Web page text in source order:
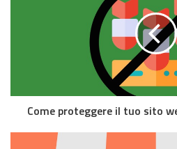
Come proteggere il tuo sito